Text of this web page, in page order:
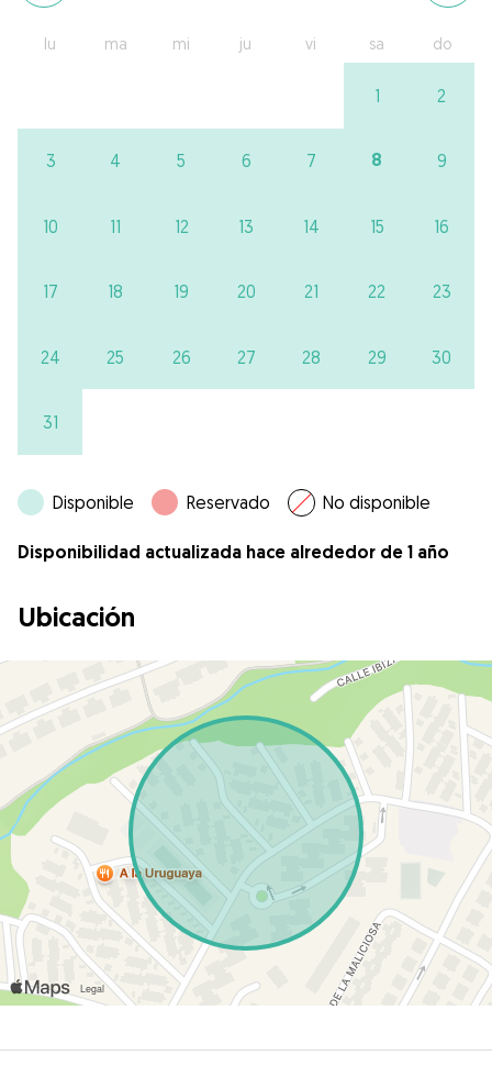
lu ma mi ju vi sa do
1 2
3 4 5 6 7 8 9
10 11 12 13 14 15 16
17 18 19 20 21 22 23
24 25 26 27 28 29 30
31
Disponible Reservado No disponible
Disponibilidad actualizada hace alrededor de 1 año
Ubicación